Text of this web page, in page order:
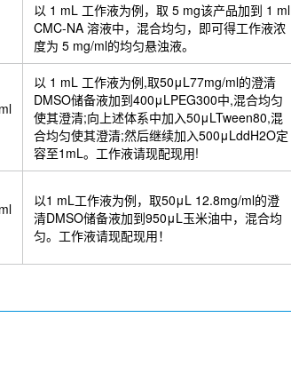
以 1 mL 工作液为例，取 5 mg该产品加到 1 ml
CMC-NA 溶液中，混合均匀，即可得工作液浓
度为 5 mg/ml的均匀悬浊液。
以 1 mL 工作液为例,取50μL77mg/ml的澄清
DMSO储备液加到400μLPEG300中,混合均匀
使其澄清;向上述体系中加入50μLTween80,混
合均匀使其澄清;然后继续加入500μLddH2O定
容至1mL。工作液请现配现用!
以1 mL工作液为例，取50μL 12.8mg/ml的澄
清DMSO储备液加到950μL玉米油中，混合均
匀。工作液请现配现用！